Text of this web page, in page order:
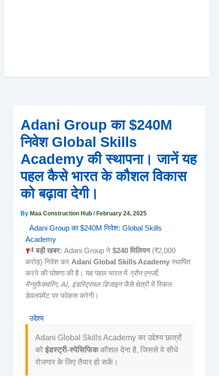
Adani Group का $240M
निवेश Global Skills
Academy की स्थापना। जानें यह
पहल कैसे भारत के कौशल विकास
को बढ़ावा देगी।
ByMaa Construction Hub/February 24, 2025
Adani Group का $240M निवेश: Global Skills
Academy
बड़ी खबर: Adani Group ने$240 मिलियन(₹2,000
करोड़) निवेश कर Adani Global Skills Academy स्थापित
करने की घोषणा की है। यह पहल भारत में ग्रीन एनर्जी,
मैन्युफैक्चरिंग, AI, इंडस्ट्रियल डिजाइनजैसे क्षेत्रों में स्किल
डेवलपमेंट पर फोकस करेगी।
उद्देश्य
Adani Global Skills Academy का उद्देश्य छात्रों
कोइंडस्ट्री-स्पेसिफिककौशल देना है, जिससे वे सीधे
रोजगार के लिए तैयार हो सकें।